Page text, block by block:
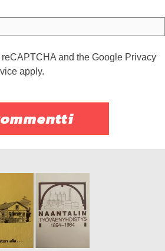
and the Google Privacy
apply.